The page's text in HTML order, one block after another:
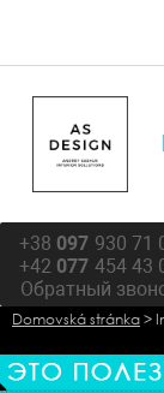
+38 097 930 71
+42 077 454 43
Обратный
Domovská stránka >